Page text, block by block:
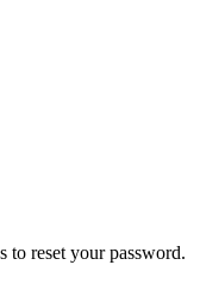
to reset your password.